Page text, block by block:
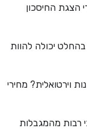
הצגת החיסכון
יכולה להוות
וירטואלית? מחירי
רבות מהמגבלות